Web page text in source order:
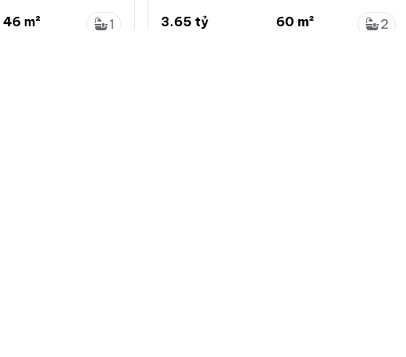
0936 721 ***
46 m²
1
3.65 tỷ
60 m²
2